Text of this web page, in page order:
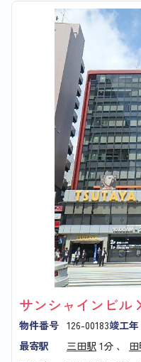
サンシャインビル
物件番号 126-00183竣工年
最寄駅
三田駅 1分 、